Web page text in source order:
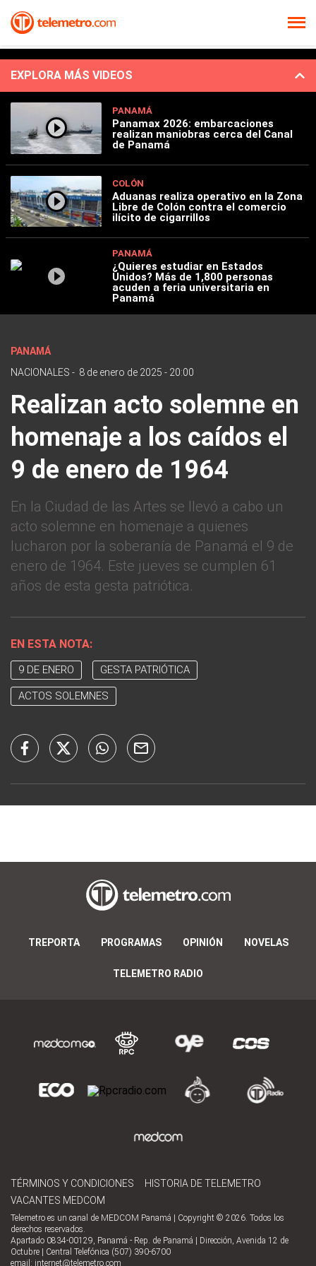
EXPLORA MÁS VIDEOS
PANAMÁ
Panamax 2026: embarcaciones
realizan maniobras cerca del Canal
de Panamá
COLÓN
Aduanas realiza operativo en la Zona
Libre de Colón contra el comercio
ilícito de cigarrillos
PANAMÁ
¿Quieres estudiar en Estados
Unidos? Más de 1,800 personas
acuden a feria universitaria en
Panamá
PANAMÁ
NACIONALES - 8 de enero de 2025 - 20:00
Realizan acto solemne en
homenaje a los caídos el
9 de enero de 1964
En la Ciudad de las Artes se llevó a cabo un
acto solemne en homenaje a quienes
lucharon por la soberanía de Panamá el 9 de
enero de 1964. Este jueves se cumplen 61
años de esta gesta patriótica.
EN ESTA NOTA:
9 DE ENERO GESTA PATRIÓTICA
ACTOS SOLEMNES
TREPORTA PROGRAMAS OPINIÓN NOVELAS
TELEMETRO RADIO
TÉRMINOS Y CONDICIONES
HISTORIA DE TELEMETRO
VACANTES MEDCOM
Telemetro es un canal de MEDCOM Panamá | Copyright © 2026. Todos los
derechos reservados.
Apartado 0834-00129, Panamá - Rep. de Panamá | Dirección, Avenida 12 de
Octubre | Central Telefónica (507) 390-6700
email: internet@telemetro.com